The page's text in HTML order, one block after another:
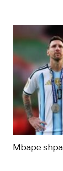
Mbape